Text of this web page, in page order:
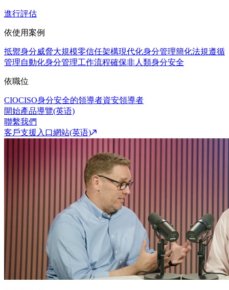
進行評估
依使用案例
抵禦身分威脅大規模零信任架構現代化身分管理簡化法規遵循
管理自動化身分管理工作流程確保非人類身分安全
依職位
CIOCISO身分安全的領導者資安領導者
開始產品導覽(英语)
聯繫我們
客戶支援入口網站(英语)